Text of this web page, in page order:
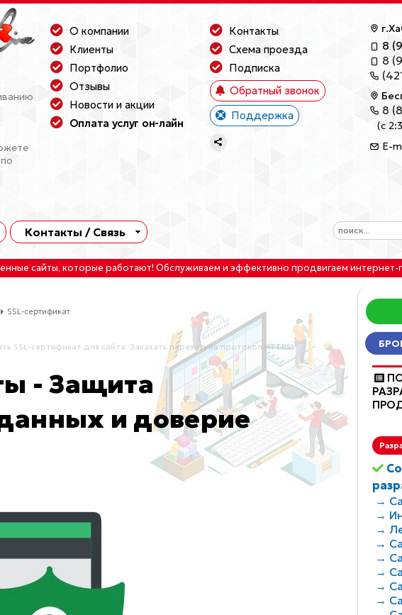
О компании
Клиенты
Портфолио
Отзывы
Новости и акции
Оплата услуг он-лайн
Контакты
Схема проезда
Подписка
Обратный звонок
Поддержка
8
8
8
(с
E-
Контакты / Связь
сайты, которые работают! Обслуживаем и эффективно продвигаем интернет-
SSL-сертификат
SSL-сертификат для сайта. Заказать переход на протокол HTTPS!
- Защита
и доверие
→
→
→
→
→
→
→
→